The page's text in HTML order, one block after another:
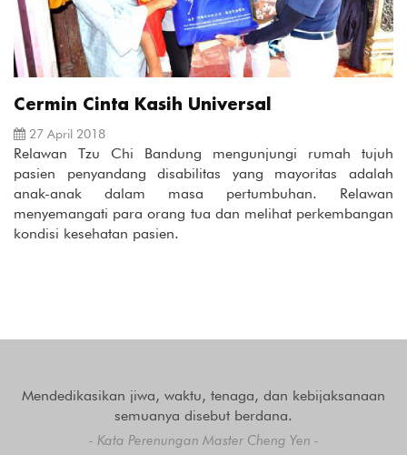
Cermin Cinta Kasih Universal
27 April 2018
Relawan Tzu Chi Bandung mengunjungi rumah tujuh
pasien penyandang disabilitas yang mayoritas adalah
anak-anak dalam masa pertumbuhan. Relawan
menyemangati para orang tua dan melihat perkembangan
kondisi kesehatan pasien.
Mendedikasikan jiwa, waktu, tenaga, dan kebijaksanaan
semuanya disebut berdana.
- Kata Perenungan Master Cheng Yen -